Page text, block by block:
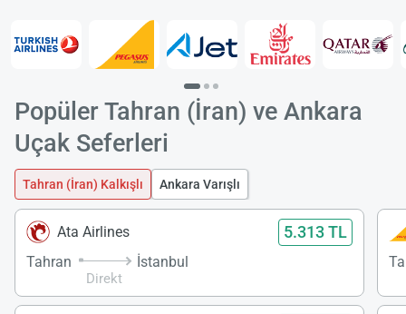
Popüler Tahran (İran) ve Ankara
Uçak Seferleri
Tahran (İran) Kalkışlı Ankara Varışlı
Ata Airlines 5.313 TL
Tahran
Direkt
İstanbul